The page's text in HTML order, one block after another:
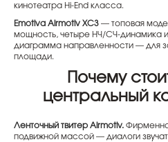
кинотеатра Hi-End класса.
Emotiva Airmotiv XC3 — топовая
мощность, четыре НЧ/СЧ-динамика
диаграмма направленности — для
площади.
Почему
центральный
Ленточный твитер Airmotiv.
подвижной массой — диалоги